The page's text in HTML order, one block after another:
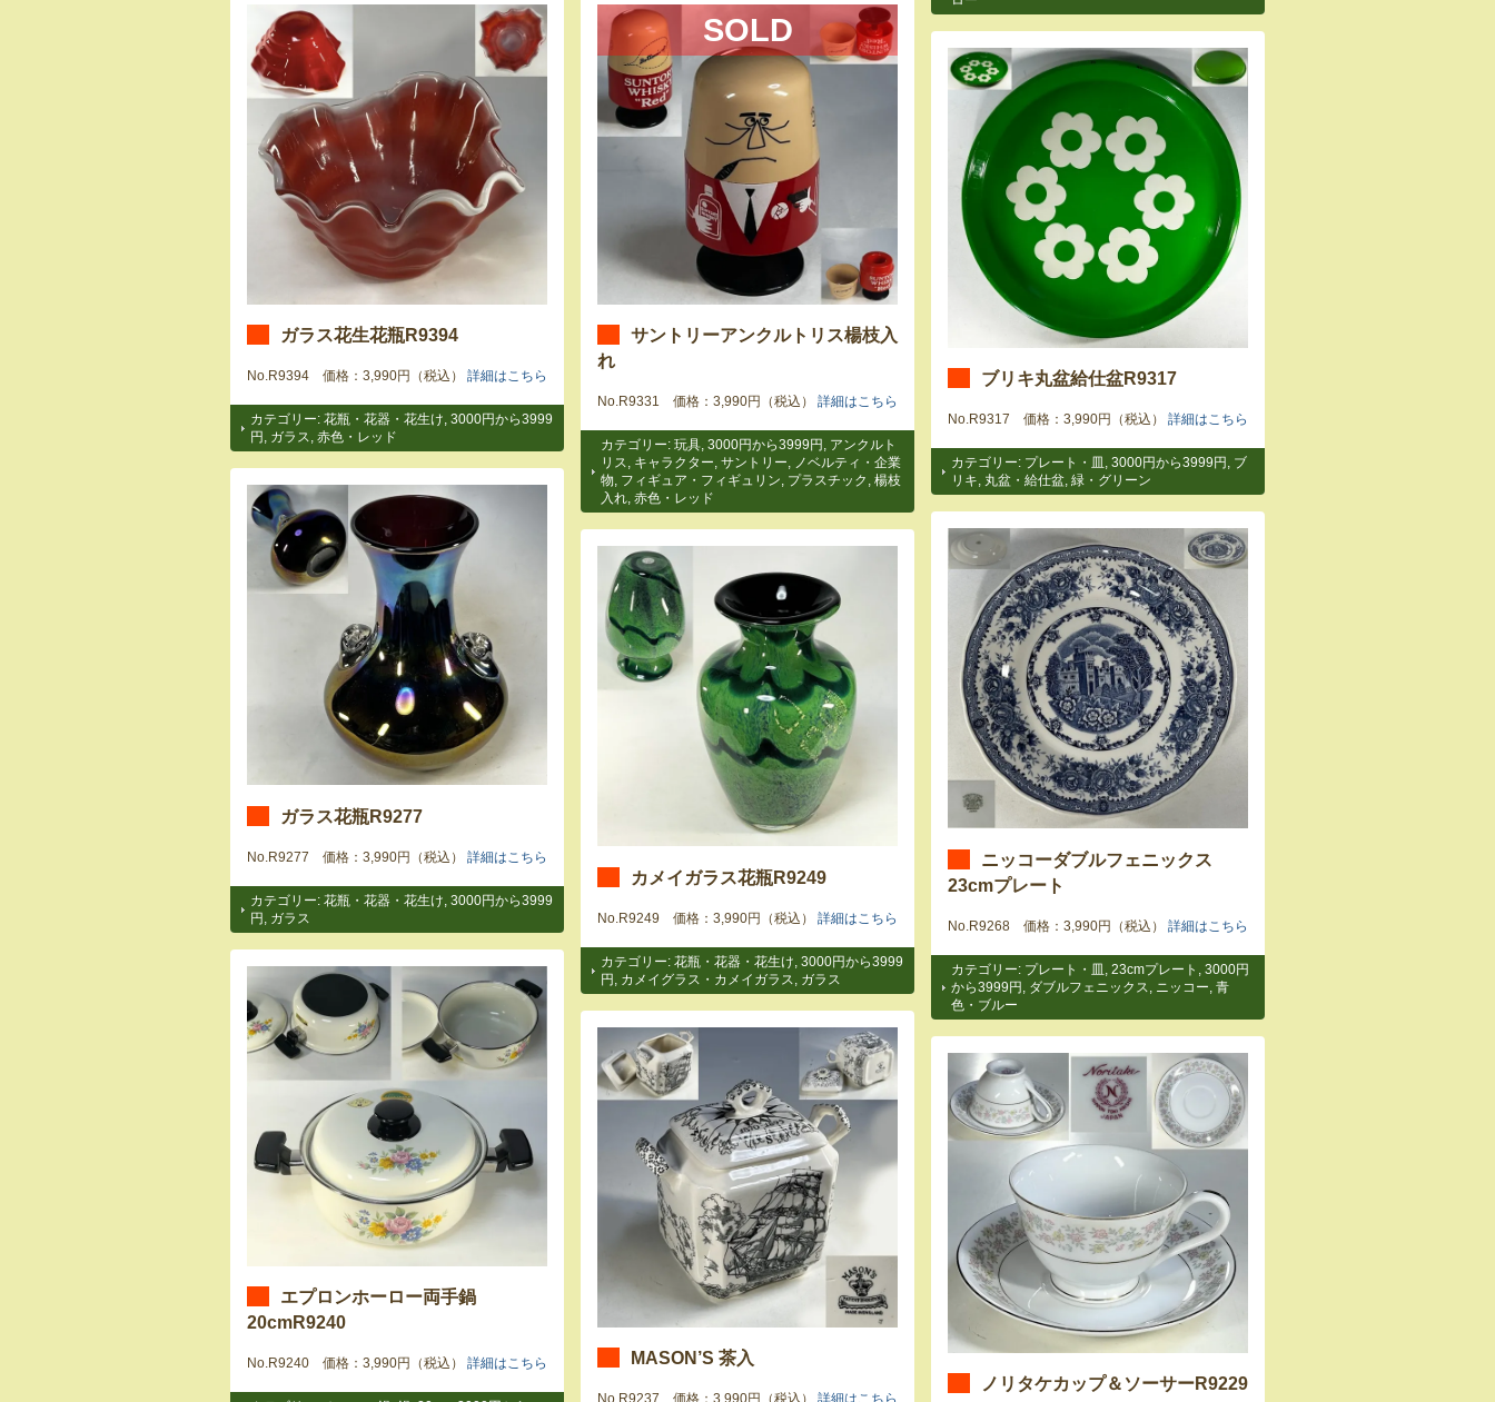
ガラス花生花瓶R9394
No.R9394 価格：3,990円（税込） 詳細はこちら
カテゴリー: 花瓶・花器・花生け 3000円から3999
円
ガラス 赤色・レッド
SOLD
サントリーアンクルトリス楊枝入
れ
No.R9331 価格：3,990円（税込） 詳細はこちら
カテゴリー: 玩具 3000円から3999円
アンクルト
リス
キャラクター サントリー
ノベルティ・企業
物
フィギュア・フィギュリン プラスチック
楊枝
入れ 赤色・レッド
ブリキ丸盆給仕盆R9317
No.R9317 価格：3,990円（税込） 詳細はこちら
カテゴリー: プレート・皿 3000円から3999円
ブ
リキ
丸盆・給仕盆 緑・グリーン
ガラス花瓶R9277
No.R9277 価格：3,990円（税込） 詳細はこちら
カテゴリー: 花瓶・花器・花生け 3000円から3999
円
ガラス
ニッコーダブルフェニックス
23cmプレート
No.R9268 価格：3,990円（税込） 詳細はこちら
カテゴリー: プレート・皿 23cmプレート
3000円
から3999円
ダブルフェニックス ニッコー 青
色・ブルー
カメイガラス花瓶R9249
No.R9249 価格：3,990円（税込） 詳細はこちら
カテゴリー: 花瓶・花器・花生け 3000円から3999
円
カメイグラス・カメイガラス ガラス
エプロンホーロー両手鍋
20cmR9240
No.R9240 価格：3,990円（税込） 詳細はこちら MASON’S 茶入
No.R9237 価格：3,990円（税込） 詳細はこちら
ノリタケカップ＆ソーサーR9229